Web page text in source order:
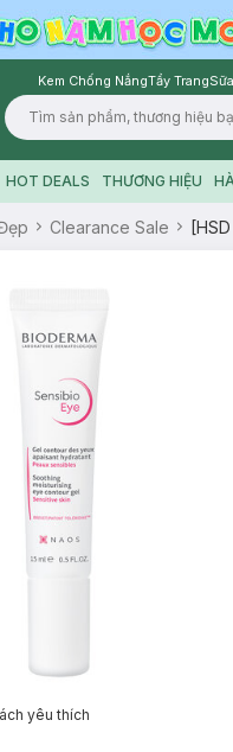
Kem Chống NắngTẩy Trang
HOT DEALS THƯƠNG HIỆU
Clearance Sale
yêu thích